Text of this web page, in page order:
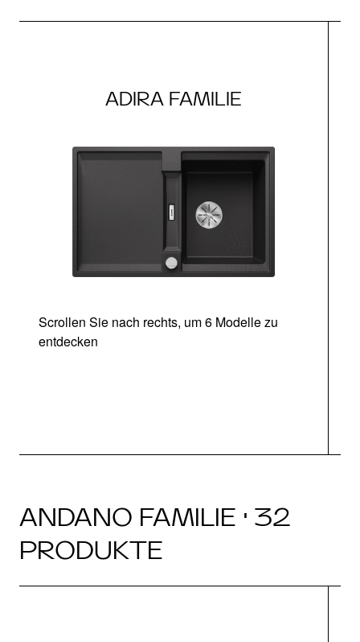
ADIRA FAMILIE
Scrollen Sie nach rechts, um 6 Modelle zu
entdecken
ANDANO FAMILIE · 32
PRODUKTE